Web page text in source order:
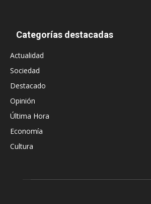
Categorías destacadas
Actualidad
Sociedad
Destacado
Opinión
Última Hora
Economía
Cultura